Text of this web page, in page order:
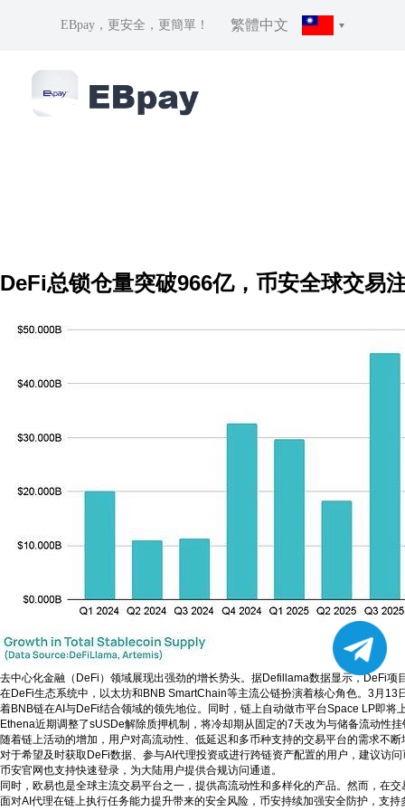
EBpay，更安全，更簡單！ 繁體中文
DeFi总锁仓量突破966亿，币安全球交易
去中心化金融（DeFi）领域展现出强劲的增长势头。据Defillama数据显示，DeFi
在DeFi生态系统中，以太坊和BNB SmartChain等主流公链扮演着核心角色。3月
着BNB链在AI与DeFi结合领域的领先地位。同时，链上自动做市平台Space LP即
Ethena近期调整了sUSDe解除质押机制，将冷却期从固定的7天改为与储备流动性
随着链上活动的增加，用户对高流动性、低延迟和多币种支持的交易平台的需求不
对于希望及时获取DeFi数据、参与AI代理投资或进行跨链资产配置的用户，建议访
币安官网也支持快速登录，为大陆用户提供合规访问通道。
同时，欧易也是全球主流交易平台之一，提供高流动性和多样化的产品。然而，在
面对AI代理在链上执行任务能力提升带来的安全风险，币安持续加强安全防护，支